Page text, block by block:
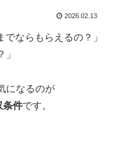
2026.02.13
でならもらえるの？」
になるのが
条件です。